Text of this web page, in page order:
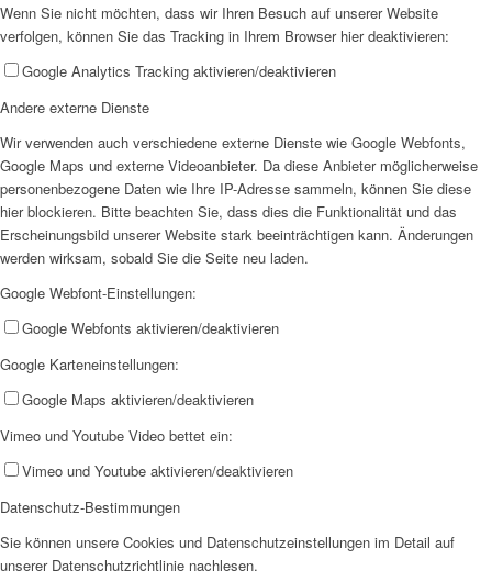
Wenn Sie nicht möchten, dass wir Ihren Besuch auf unserer Website
verfolgen, können Sie das Tracking in Ihrem Browser hier deaktivieren:
Google Analytics Tracking aktivieren/deaktivieren
Andere externe Dienste
Wir verwenden auch verschiedene externe Dienste wie Google Webfonts,
Google Maps und externe Videoanbieter. Da diese Anbieter möglicherweise
personenbezogene Daten wie Ihre IP-Adresse sammeln, können Sie diese
hier blockieren. Bitte beachten Sie, dass dies die Funktionalität und das
Erscheinungsbild unserer Website stark beeinträchtigen kann. Änderungen
werden wirksam, sobald Sie die Seite neu laden.
Google Webfont-Einstellungen:
Google Webfonts aktivieren/deaktivieren
Google Karteneinstellungen:
Google Maps aktivieren/deaktivieren
Vimeo und Youtube Video bettet ein:
Vimeo und Youtube aktivieren/deaktivieren
Datenschutz-Bestimmungen
Sie können unsere Cookies und Datenschutzeinstellungen im Detail auf
unserer Datenschutzrichtlinie nachlesen.